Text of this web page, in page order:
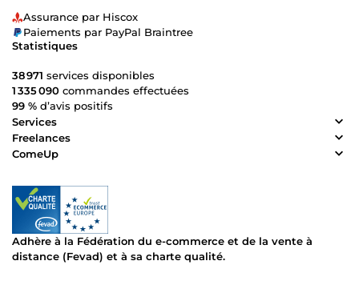
Assurance par Hiscox
Paiements par PayPal Braintree
Statistiques
38 971 services disponibles
1 335 090 commandes effectuées
99 % d’avis positifs
Services
Freelances
ComeUp
Adhère à la Fédération du e-commerce et de la vente à
distance (Fevad) et à sa charte qualité.